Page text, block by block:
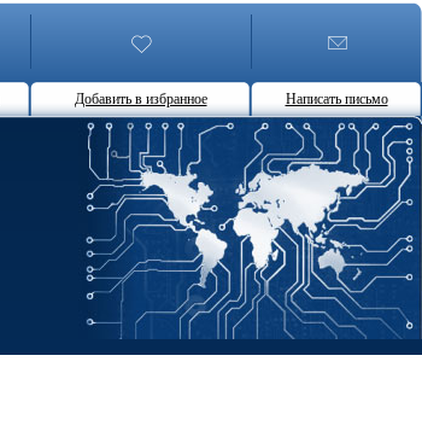
Добавить в избранное Написать письмо